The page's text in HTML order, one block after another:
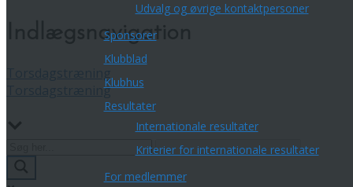
Udvalg og øvrige kontaktpersoner
Sponsorer
Klubblad
Klubhus
Resultater
Internationale resultater
Kriterier for internationale resultater
For medlemmer
Indlægsnavigation
Torsdagstræning